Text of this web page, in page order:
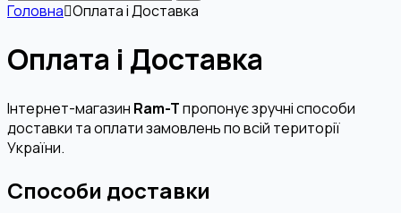
Головна Оплата і Доставка
Оплата і Доставка
Інтернет-магазин Ram-Tпропонує зручні способи
доставки та оплати замовлень по всій території
України.
Способи доставки